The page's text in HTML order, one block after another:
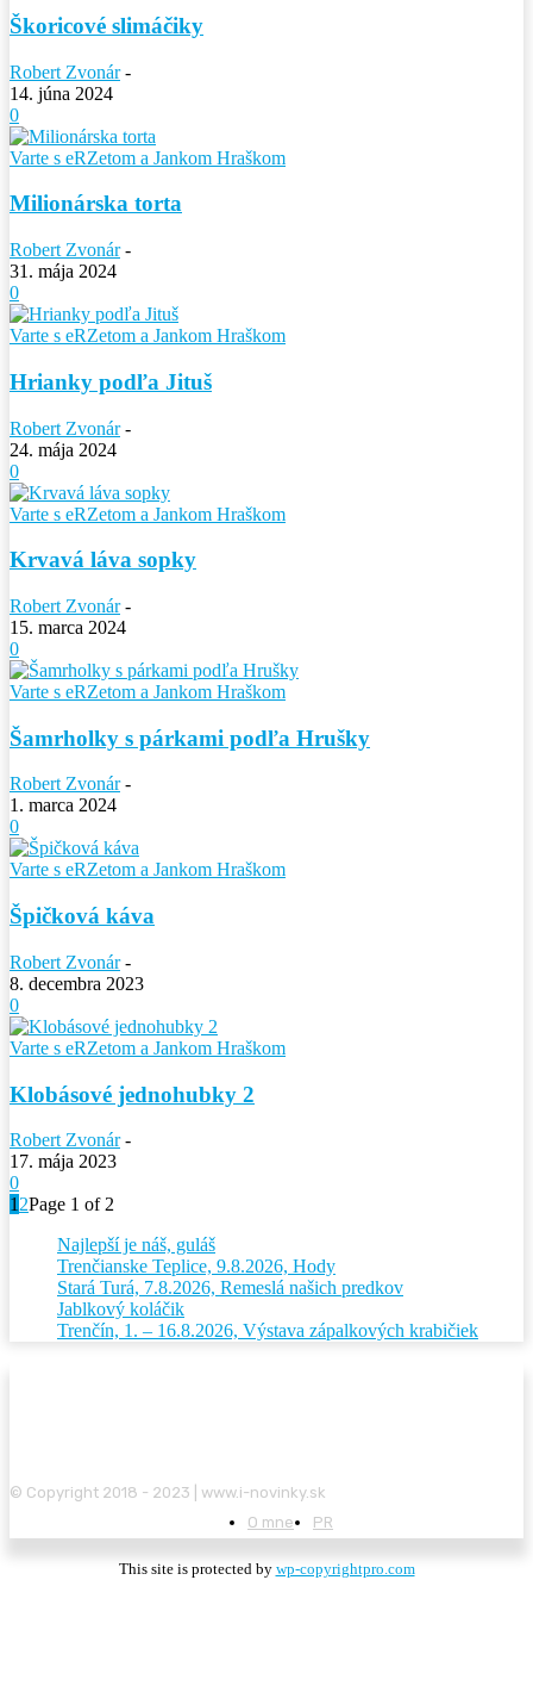
Škoricové slimáčiky
Robert Zvonár -
14. júna 2024
0
Varte s eRZetom a Jankom Hraškom
Milionárska torta
Robert Zvonár -
31. mája 2024
0
Varte s eRZetom a Jankom Hraškom
Hrianky podľa Jituš
Robert Zvonár -
24. mája 2024
0
Varte s eRZetom a Jankom Hraškom
Krvavá láva sopky
Robert Zvonár -
15. marca 2024
0
Varte s eRZetom a Jankom Hraškom
Šamrholky s párkami podľa Hrušky
Robert Zvonár -
1. marca 2024
0
Varte s eRZetom a Jankom Hraškom
Špičková káva
Robert Zvonár -
8. decembra 2023
0
Varte s eRZetom a Jankom Hraškom
Klobásové jednohubky 2
Robert Zvonár -
17. mája 2023
0
1 2Page 1 of 2
Najlepší je náš, guláš
Trenčianske Teplice, 9.8.2026, Hody
Stará Turá, 7.8.2026, Remeslá našich predkov
Jablkový koláčik
Trenčín, 1. – 16.8.2026, Výstava zápalkových krabičiek
© Copyright 2018 - 2023 | www.i-novinky.sk
O mne
PR
This site is protected by wp-copyrightpro.com